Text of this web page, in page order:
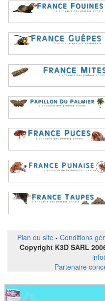
Plan du site - Conditions
Copyright K3D SARL
Partenaire